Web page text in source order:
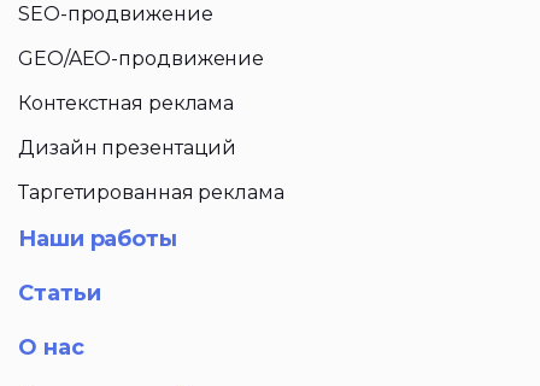
SEO-продвижение
GEO/AEO-продвижение
Контекстная реклама
Дизайн презентаций
Таргетированная реклама
Наши работы
Статьи
О нас